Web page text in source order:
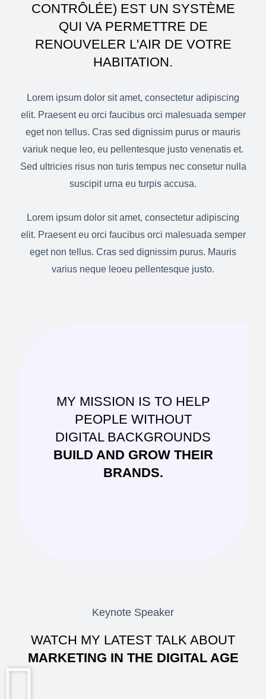
CONTRÔLÉE) EST UN SYSTÈME
QUI VA PERMETTRE DE
RENOUVELER L'AIR DE VOTRE
HABITATION.
Lorem ipsum dolor sit amet, consectetur adipiscing
elit. Praesent eu orci faucibus orci malesuada semper
eget non tellus. Cras sed dignissim purus or mauris
variuk neque leo, eu pellentesque justo venenatis et.
Sed ultricies risus non turis tempus nec consetur nulla
suscipit urna eu turpis accusa.
Lorem ipsum dolor sit amet, consectetur adipiscing
elit. Praesent eu orci faucibus orci malesuada semper
eget non tellus. Cras sed dignissim purus. Mauris
varius neque leoeu pellentesque justo.
MY MISSION IS TO HELP
PEOPLE WITHOUT
DIGITAL BACKGROUNDS
BUILD AND GROW THEIR
BRANDS.
Keynote Speaker
WATCH MY LATEST TALK ABOUT
MARKETING IN THE DIGITAL AGE